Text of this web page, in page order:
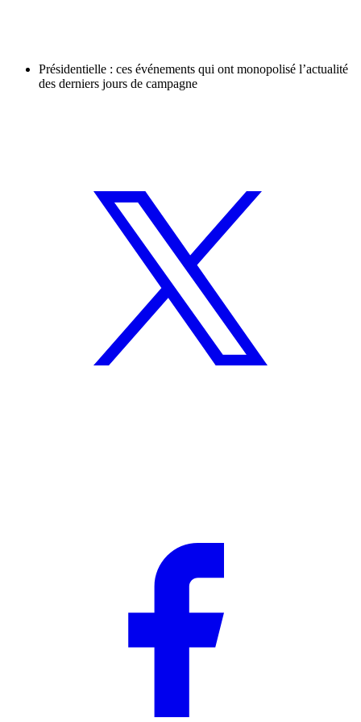
Présidentielle : ces événements qui ont monopolisé l’actualité
des derniers jours de campagne